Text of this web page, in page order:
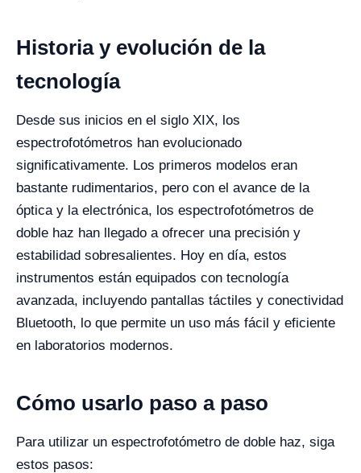
Historia y evolución de la
tecnología
Desde sus inicios en el siglo XIX, los
espectrofotómetros han evolucionado
significativamente. Los primeros modelos eran
bastante rudimentarios, pero con el avance de la
óptica y la electrónica, los espectrofotómetros de
doble haz han llegado a ofrecer una precisión y
estabilidad sobresalientes. Hoy en día, estos
instrumentos están equipados con tecnología
avanzada, incluyendo pantallas táctiles y conectividad
Bluetooth, lo que permite un uso más fácil y eficiente
en laboratorios modernos.
Cómo usarlo paso a paso
Para utilizar un espectrofotómetro de doble haz, siga
estos pasos: